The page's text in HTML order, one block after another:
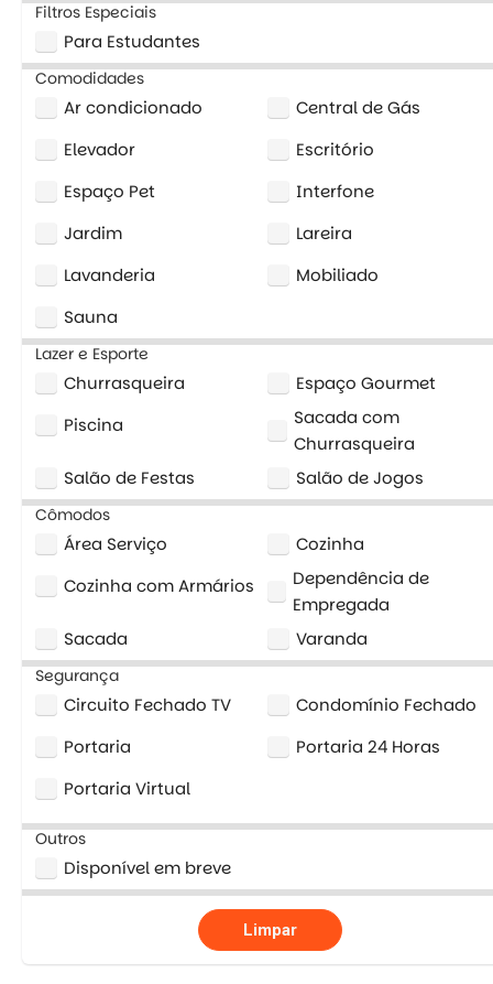
Filtros Especiais
Para Estudantes
Comodidades
Ar condicionado
Central de Gás
Elevador
Escritório
Espaço Pet
Interfone
Jardim
Lareira
Lavanderia
Mobiliado
Sauna
Lazer e Esporte
Churrasqueira
Espaço Gourmet
Piscina
Sacada com
Churrasqueira
Salão de Festas
Salão de Jogos
Cômodos
Área Serviço
Cozinha
Cozinha com Armários
Dependência de
Empregada
Sacada
Varanda
Segurança
Circuito Fechado TV
Condomínio Fechado
Portaria
Portaria 24 Horas
Portaria Virtual
Outros
Disponível em breve
Limpar